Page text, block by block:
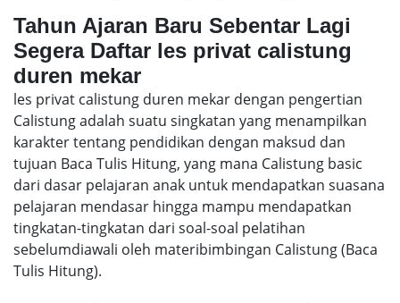
Tahun Ajaran Baru Sebentar Lagi
Segera Daftar les privat calistung
duren mekar
les privat calistung duren mekar dengan pengertian
Calistung adalah suatu singkatan yang menampilkan
karakter tentang pendidikan dengan maksud dan
tujuan Baca Tulis Hitung, yang mana Calistung basic
dari dasar pelajaran anak untuk mendapatkan suasana
pelajaran mendasar hingga mampu mendapatkan
tingkatan-tingkatan dari soal-soal pelatihan
sebelumdiawali oleh materibimbingan Calistung (Baca
Tulis Hitung).